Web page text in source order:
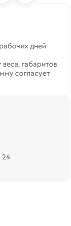
дней
веса, габаритов
согласует
24